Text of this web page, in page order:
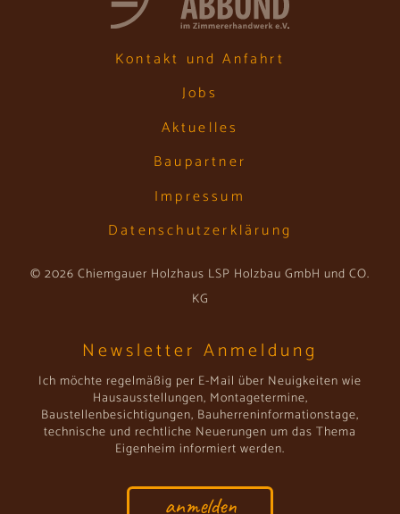
Kontakt und Anfahrt
Jobs
Aktuelles
Baupartner
Impressum
Datenschutzerklärung
© 2026 Chiemgauer Holzhaus LSP Holzbau GmbH und CO.
KG
Newsletter Anmeldung
Ich möchte regelmäßig per E-Mail über Neuigkeiten wie
Hausausstellungen, Montagetermine,
Baustellenbesichtigungen, Bauherreninformationstage,
technische und rechtliche Neuerungen um das Thema
Eigenheim informiert werden.
anmelden